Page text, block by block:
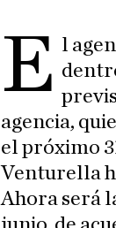
E l
agencia,
el próximo
Venturella
Ahora será